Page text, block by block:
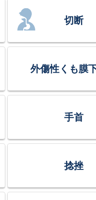
切断
外傷性くも膜
手首
捻挫